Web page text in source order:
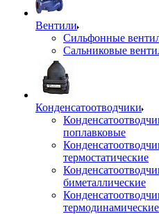
Вентили
Сильфонные
Сальниковые
Конденсатоотводчики
поплавковые
термостатические
биметаллические
термодинамические